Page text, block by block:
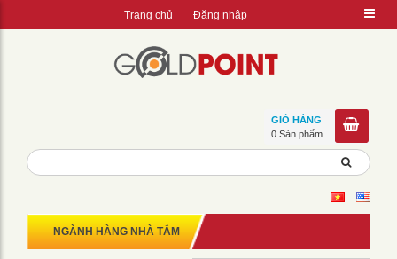
Trang chủ Đăng nhập
GIỎ HÀNG
0 Sản phẩm
NGÀNH HÀNG NHÀ TẮM